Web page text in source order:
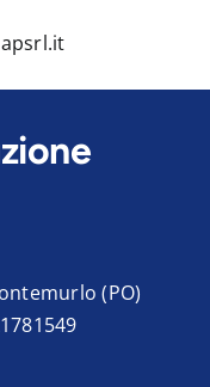
(PO)